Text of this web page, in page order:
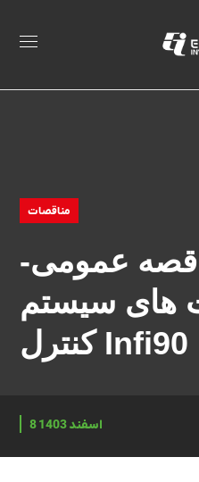
مناقصات
عمومی-
های سیستم
کنترل Infi90
8 اسفند 1403